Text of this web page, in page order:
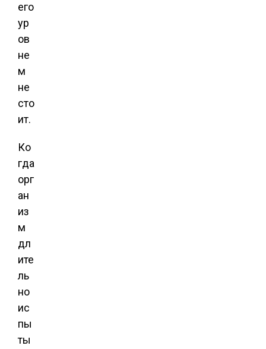
его
ур
ов
не
м
не
сто
ит.
Ко
гда
орг
ан
из
м
дл
ите
ль
но
ис
пы
ты